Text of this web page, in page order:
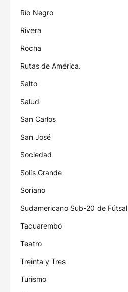
Río Negro
Rivera
Rocha
Rutas de América.
Salto
Salud
San Carlos
San José
Sociedad
Solís Grande
Soriano
Sudamericano Sub-20 de Fútsal
Tacuarembó
Teatro
Treinta y Tres
Turismo